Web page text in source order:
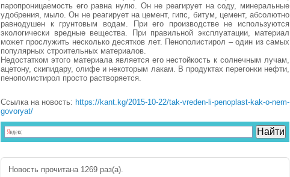
паропроницаемость его равна нулю. Он не реагирует на соду, минеральные
удобрения, мыло. Он не реагирует на цемент, гипс, битум, цемент, абсолютно
равнодушен к грунтовым водам. При его производстве не используются
экологически вредные вещества. При правильной эксплуатации, материал
может прослужить несколько десятков лет. Пенополистирол – один из самых
популярных строительных материалов.
Недостатком этого материала является его нестойкость к солнечным лучам,
ацетону, скипидару, олифе и некоторым лакам. В продуктах перегонки нефти,
пенополистирол просто растворяется.
Ссылка на новость: https://kant.kg/2015-10-22/tak-vreden-li-penoplast-kak-o-nem-
govoryat/
Новость прочитана 1269 раз(a).